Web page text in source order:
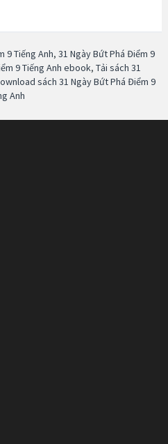
9 Tiếng Anh, 31 Ngày Bứt Phá Điểm 9
9 Tiếng Anh ebook, Tải sách 31
sách 31 Ngày Bứt Phá Điểm 9
Anh